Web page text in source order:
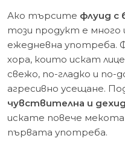
Ако търсите флуид с
този продукт е много
ежедневна употреба.
хора, които искат
свежо, по-гладко и по-
агресивно усещане.
чувствителна и
искате повече
първата употреба.